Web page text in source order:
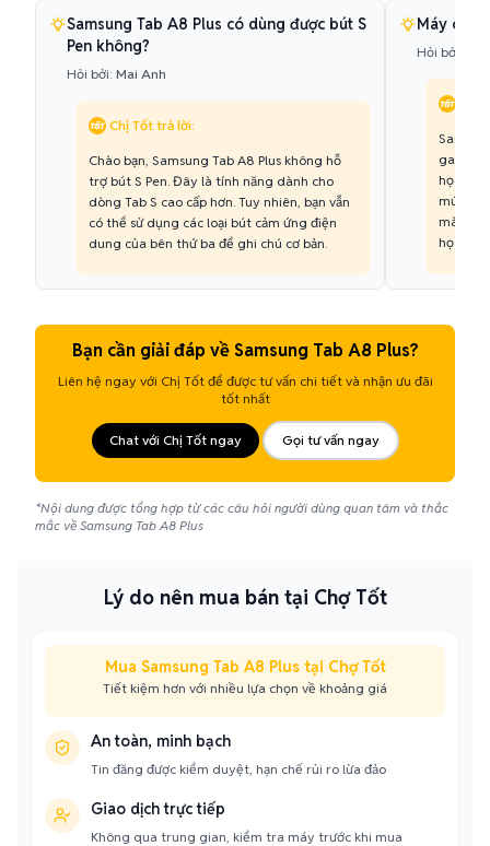
Samsung Tab A8 Plus có dùng được bút S
Pen không?
Hỏi bởi: Mai Anh
Chị Tốt trả lời:
Chào bạn, Samsung Tab A8 Plus không hỗ
trợ bút S Pen. Đây là tính năng dành cho
dòng Tab S cao cấp hơn. Tuy nhiên, bạn vẫn
có thể sử dụng các loại bút cảm ứng điện
dung của bên thứ ba để ghi chú cơ bản.
Máy chơi
Hỏi bởi:
game
họa cao
mức cài
mà.
học tập
Bạn cần giải đáp về Samsung Tab A8 Plus?
Liên hệ ngay với Chị Tốt để được tư vấn chi tiết và nhận ưu đãi
tốt nhất
Chat với Chị Tốt ngay Gọi tư vấn ngay
*Nội dung được tổng hợp từ các câu hỏi người dùng quan tâm và thắc
mắc về Samsung Tab A8 Plus
Lý do nên mua bán tại Chợ Tốt
Mua Samsung Tab A8 Plus tại Chợ Tốt
Tiết kiệm hơn với nhiều lựa chọn về khoảng giá
An toàn, minh bạch
Tin đăng được kiểm duyệt, hạn chế rủi ro lừa đảo
Giao dịch trực tiếp
Không qua trung gian, kiểm tra máy trước khi mua